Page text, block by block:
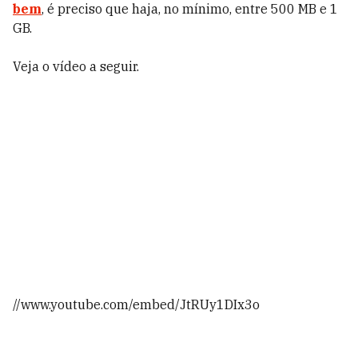
bem, é preciso que haja, no mínimo, entre 500 MB e 1
GB.
Veja o vídeo a seguir.
//www.youtube.com/embed/JtRUy1DIx3o